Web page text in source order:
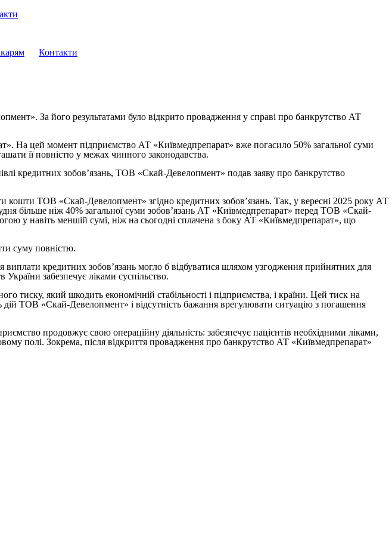
Контакти
За його результатами було відкрито провадження у справі про банкрутство АТ
На цей момент підприємство АТ «Київмедпрепарат» вже погасило 50% загальної суми
її повністю у межах чинного законодавства.
кредитних зобов’язань, ТОВ «Скай-Девелопмент» подав заяву про банкрутство
кошти ТОВ «Скай-Девелопмент» згідно кредитних зобов’язань. Так, у вересні 2025 року АТ
більше ніж 40% загальної суми зобов’язань АТ «Київмедпрепарат» перед ТОВ «Скай-
у навіть меншій сумі, ніж на сьогодні сплачена з боку АТ «Київмедпрепарат», що
суму повністю.
кредитних зобов’язань могло б відбуватися шляхом узгодження прийнятних для
забезпечує ліками суспільство.
тиску, який шкодить економічній стабільності і підприємства, і країни. Цей тиск на
дій ТОВ «Скай-Девелопмент» і відсутність бажання врегулювати ситуацію з погашення
продовжує свою операційну діяльність: забезпечує пацієнтів необхідними ліками,
полі. Зокрема, після відкриття провадження про банкрутство АТ «Київмедпрепарат»